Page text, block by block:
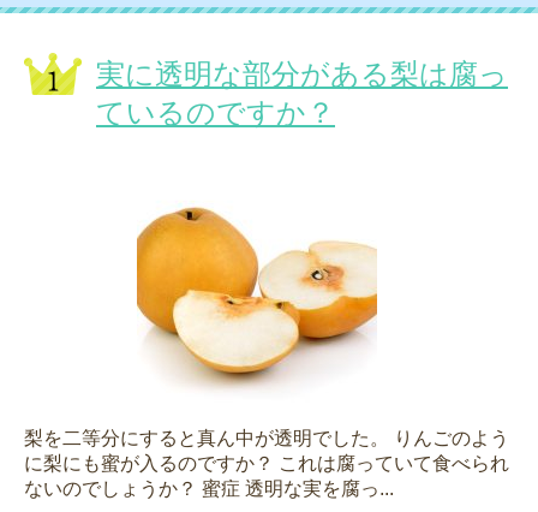
実に透明な部分がある梨は腐っ
ているのですか？
梨を二等分にすると真ん中が透明でした。 りんごのよう
に梨にも蜜が入るのですか？ これは腐っていて食べられ
ないのでしょうか？ 蜜症 透明な実を腐っ...